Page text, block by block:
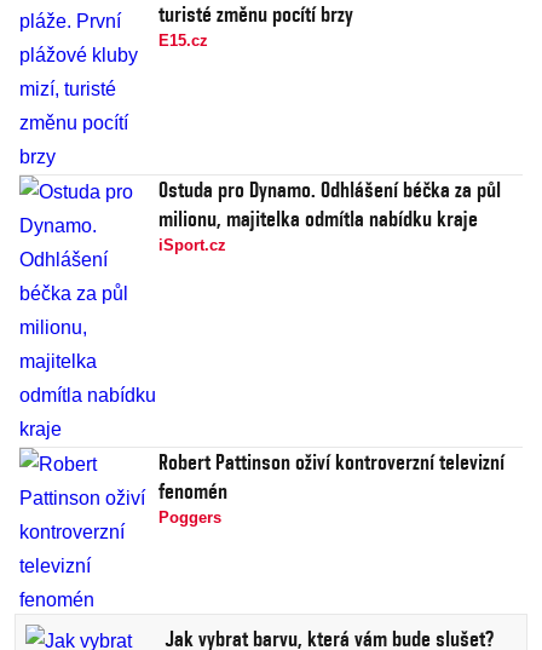
turisté změnu pocítí brzy
E15.cz
Ostuda pro Dynamo. Odhlášení béčka za půl
milionu, majitelka odmítla nabídku kraje
iSport.cz
Robert Pattinson oživí kontroverzní televizní
fenomén
Poggers
Jak vybrat barvu, která vám bude slušet?